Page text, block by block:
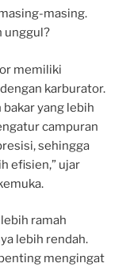
masing.
unggul?
memiliki
karburator.
bakar yang lebih
campuran
sehingga
efisien,” ujar
ramah
lebih rendah.
mengingat